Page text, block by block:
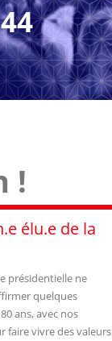
!
élu.e de la
présidentielle ne
quelques
ans, avec nos
faire vivre des valeurs